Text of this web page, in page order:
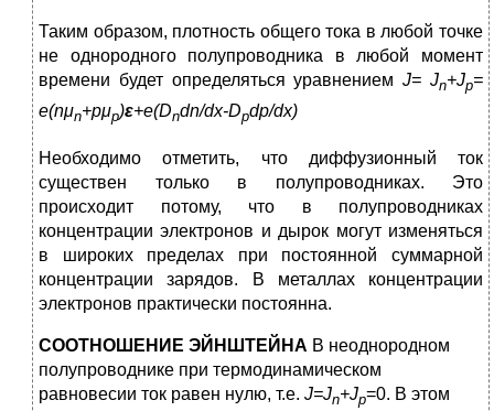
Таким образом, плотность общего тока в любой точке
не однородного полупроводника в любой момент
времени будет определяться уравнениемJ= Jn+Jp=
e(nμn+pμp)ε+e(Dndn/dx-Dpdp/dx)
Необходимо отметить, что диффузионный ток
существен только в полупроводниках. Это
происходит потому, что в полупроводниках
концентрации электронов и дырок могут изменяться
в широких пределах при постоянной суммарной
концентрации зарядов. В металлах концентрации
электронов практически постоянна.
СООТНОШЕНИЕ ЭЙНШТЕЙНА В неоднородном
полупроводнике при термодинамическом
равновесии ток равен нулю, т.е. J=Jn+Jp=0. В этом